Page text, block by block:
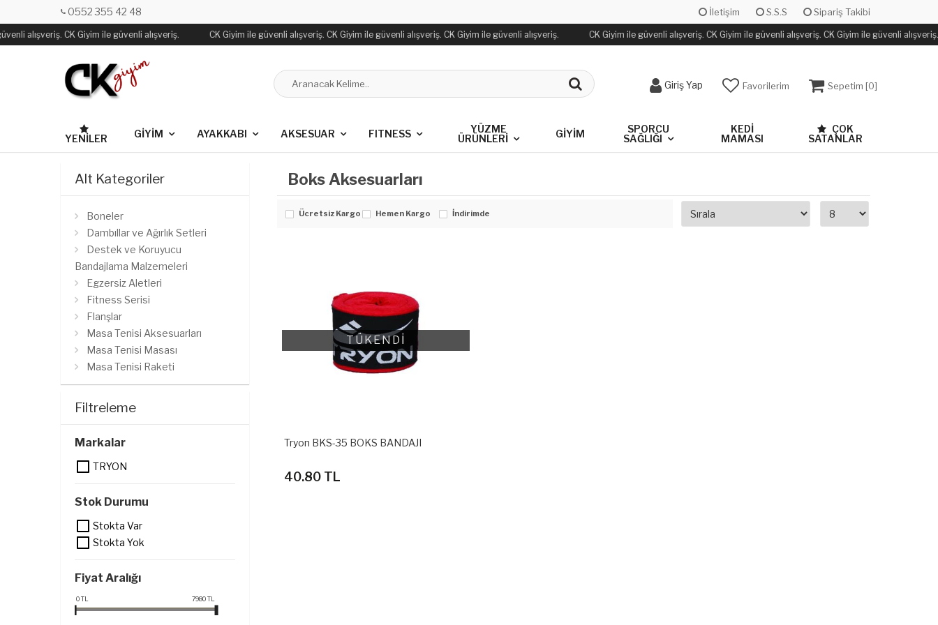
0552 355 42 48 İletişim S.S.S Sipariş Takibi
alışveriş. CK Giyim ile güvenli alışveriş. CK Giyim ile güvenli alışveriş. CK Giyim ile güvenli alışveriş. CK Giyim ile güvenli alışveriş. CK Giyim ile güvenli alışveriş. CK Giyim ile güvenli alışveriş. CK Giyim ile güvenli alışveriş.
Giriş Yap Favorilerim Sepetim [0]
YENILER GİYİM AYAKKABI AKSESUAR FITNESS
YÜZME
ÜRÜNLERİ
GİYİM
SPORCU
SAĞLIĞI
KEDİ
MAMASI
ÇOK
SATANLAR
Alt Kategoriler
Boneler
Dambıllar ve Ağırlık Setleri
Destek ve Koruyucu
Bandajlama Malzemeleri
Egzersiz Aletleri
Fitness Serisi
Flanşlar
Masa Tenisi Aksesuarları
Masa Tenisi Masası
Masa Tenisi Raketi
Pilates Aksesuarları
Pilates Minderi
Tenis Raketleri
Tenis Topları
Yüzme Dalış Malzemeleri
Yüzme Tahtaları
Yüzücü Gözlükleri
Ağırlık Barları
Basketbol Aksesuarları
Boks Aksesuarları
Filtreleme
Markalar
TRYON
Stok Durumu
Stokta Var
Stokta Yok
Fiyat Aralığı
0TL 7980TL
Boks Aksesuarları
Ücretsiz Kargo Hemen Kargo İndirimde
TÜKENDİ
Tryon BKS-35 BOKS BANDAJI
40.80 TL